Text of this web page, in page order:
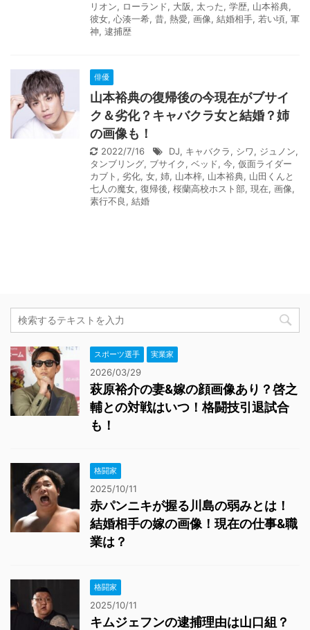
リオン, ローランド, 大阪, 太った, 学歴, 山本裕典,
彼女, 心湊一希, 昔, 熱愛, 画像, 結婚相手, 若い頃, 軍
神, 逮捕歴
俳優
山本裕典の復帰後の今現在がブサイ
ク＆劣化？キャバクラ女と結婚？姉
の画像も！
2022/7/16 DJ, キャバクラ, シワ, ジュノン,
タンブリング, ブサイク, ベッド, 今, 仮面ライダー
カブト , 劣化, 女, 姉, 山本梓, 山本裕典, 山田くんと
七人の魔女, 復帰後, 桜蘭高校ホスト部, 現在, 画像,
素行不良, 結婚
スポーツ選手 実業家
2026/03/29
萩原裕介の妻&嫁の顔画像あり？啓之
輔との対戦はいつ！格闘技引退試合
も！
格闘家
2025/10/11
赤パンニキが握る川島の弱みとは！
結婚相手の嫁の画像！現在の仕事&職
業は？
格闘家
2025/10/11
キムジェフンの逮捕理由は山口組？